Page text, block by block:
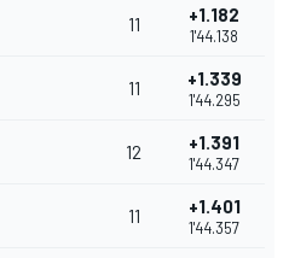
11 +1.182
1'44.138
11 +1.339
1'44.295
12 +1.391
1'44.347
11 +1.401
1'44.357